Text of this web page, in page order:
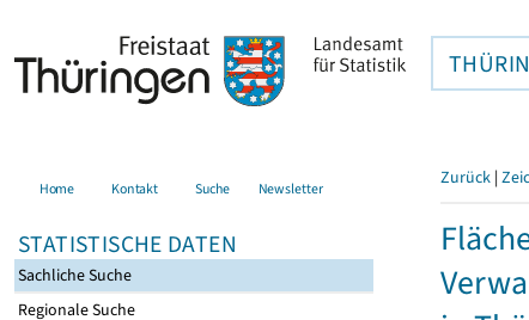
Home Kontakt Suche Newsletter
STATISTISCHE DATEN
Sachliche Suche
Regionale Suche
Zurück |